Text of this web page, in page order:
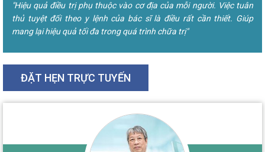
"Hiệu quả điều trị phụ thuộc vào cơ địa của mỗi người. Việc tuân
thủ tuyệt đối theo y lệnh của bác sĩ là điều rất cần thiết. Giúp
mang lại hiệu quả tối đa trong quá trình chữa trị"
ĐẶT HẸN TRỰC TUYẾN